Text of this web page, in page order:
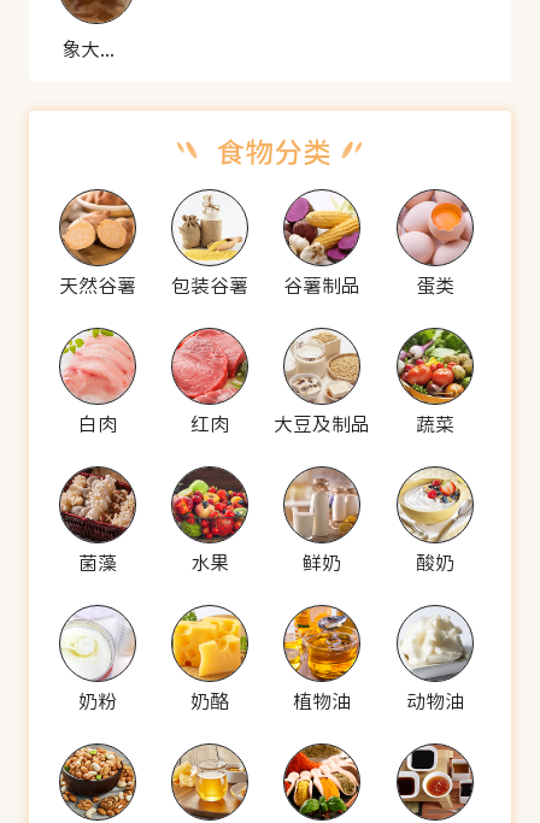
象大厨 雪菜毛豆肉丝
天然谷薯 包装谷薯 谷薯制品 蛋类
白肉 红肉 大豆及制品 蔬菜
菌藻 水果 鲜奶 酸奶
奶粉 奶酪 植物油 动物油